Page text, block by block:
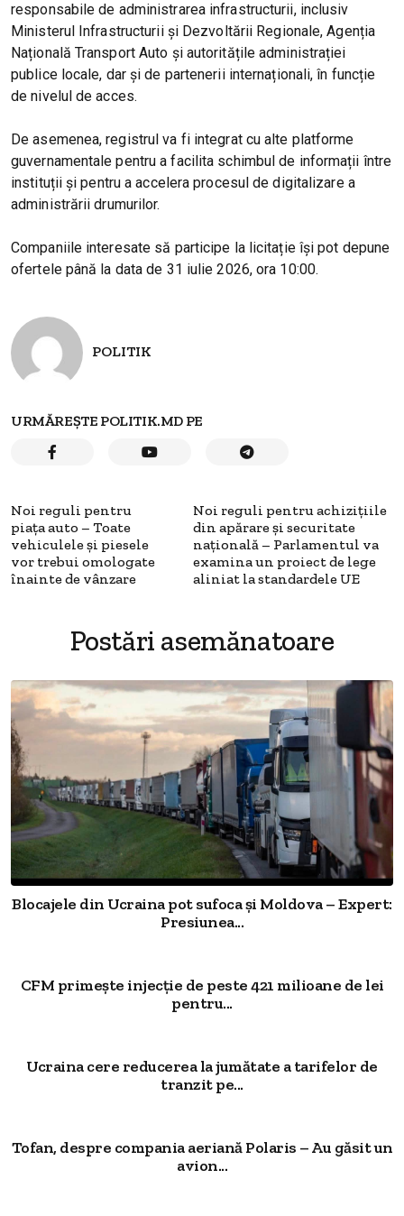
responsabile de administrarea infrastructurii, inclusiv
Ministerul Infrastructurii și Dezvoltării Regionale, Agenția
Națională Transport Auto și autoritățile administrației
publice locale, dar și de partenerii internaționali, în funcție
de nivelul de acces.
De asemenea, registrul va fi integrat cu alte platforme
guvernamentale pentru a facilita schimbul de informații între
instituții și pentru a accelera procesul de digitalizare a
administrării drumurilor.
Companiile interesate să participe la licitație își pot depune
ofertele până la data de 31 iulie 2026, ora 10:00.
POLITIK
URMĂREȘTE POLITIK.MD PE
Noi reguli pentru
piața auto – Toate
vehiculele și piesele
vor trebui omologate
înainte de vânzare
Noi reguli pentru achizițiile
din apărare și securitate
națională – Parlamentul va
examina un proiect de lege
aliniat la standardele UE
Postări asemănatoare
Blocajele din Ucraina pot sufoca și Moldova – Expert:
Presiunea...
CFM primește injecție de peste 421 milioane de lei
pentru...
Ucraina cere reducerea la jumătate a tarifelor de
tranzit pe...
Tofan, despre compania aeriană Polaris – Au găsit un
avion...